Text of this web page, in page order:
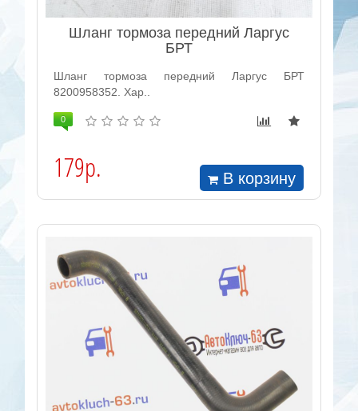
Шланг тормоза передний Ларгус
БРТ
Шланг тормоза передний Ларгус БРТ
8200958352. Хар..
0
179р. В корзину